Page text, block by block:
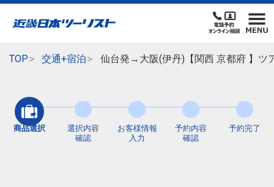
TOP 交通+宿泊 仙台発→大阪(伊丹)【関西 京都府 】ツ
商品選択
選択内容
確認
お客様情報
入力
予約内容
確認
予約完了